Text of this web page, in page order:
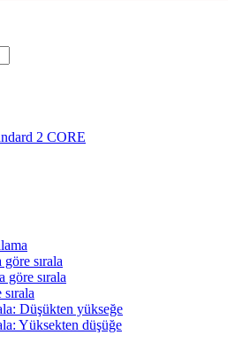
2 CORE
sırala
göre sırala
Düşükten yükseğe
Yüksekten düşüğe